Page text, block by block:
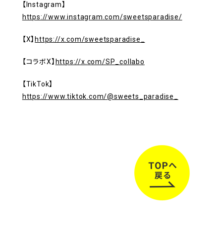
【Instagram】
https://www.instagram.com/sweetsparadise/
【X】 https://x.com/sweetsparadise_
【コラボX】 https://x.com/SP_collabo
【TikTok】
https://www.tiktok.com/@sweets_paradise_